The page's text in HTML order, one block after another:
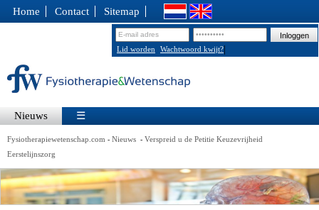
Home Contact Sitemap
Lid worden |
Wachtwoord kwijt?
Nieuws ☰
Fysiotherapiewetenschap.com - Nieuws - Verspreid u de Petitie Keuzevrijheid
Eerstelijnszorg